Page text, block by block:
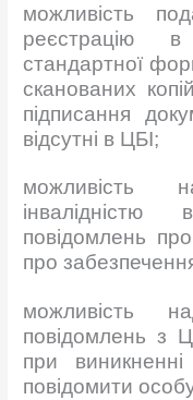
можливість
реєстрацію
стандартної
сканованих
підписання
відсутні в ЦБІ;
можливість
повідомлень
про
можливість
повідомлень з
при
повідомити